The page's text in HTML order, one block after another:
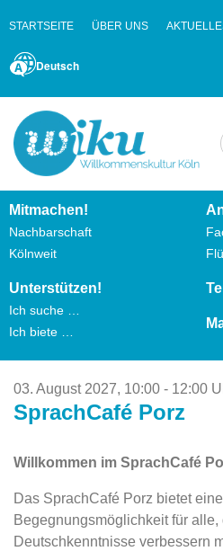
STARTSEITE ÜBER UNS
Deutsch
Mitmachen!
Nachbarschaft
Kölnweit
Unterstützen!
Ich suche …
Ich biete …
03. August 2027, 10:00 - 12:00
SprachCafé Porz
Willkommen im SprachCafé
Das SprachCafé Porz bietet
Begegnungsmöglichkeit für alle,
Deutschkenntnisse verbessern